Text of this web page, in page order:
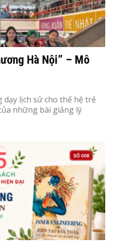
Hà Nội” – Mô
dạy lịch sử cho thế hệ trẻ
những bài giảng lý